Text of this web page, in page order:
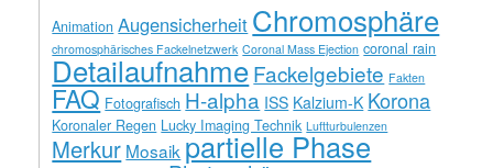
Animation Augensicherheit Chromosphäre
chromosphärisches Fackelnetzwerk Coronal Mass Ejection coronal rain
DetailaufnahmeFackelgebiete Fakten
FAQ Fotografisch H-alpha ISS Kalzium-K Korona
Koronaler Regen Lucky Imaging Technik Luftturbulenzen
Merkur Mosaik partielle Phase